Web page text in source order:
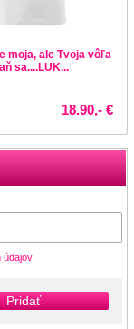
údajov
Pridať
moja, ale Tvoja vôľa
sa....LUK...
18.90,- €